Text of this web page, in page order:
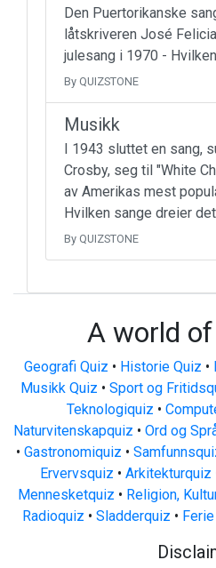
Den Puertorikanske
låtskriveren José
julesang i 1970 -
By QUIZSTONE
Musikk
I 1943 sluttet en sang,
Crosby, seg til "White
av Amerikas mest
Hvilken sange dreier
By QUIZSTONE
A world
Geografi Quiz • Historie Quiz •
Musikk Quiz • Sport og
Teknologiquiz •
Naturvitenskapquiz • Ord og
• Gastronomiquiz •
Ervervsquiz • Arkitekturquiz
Mennesketquiz • Religion,
Radioquiz • Sladderquiz •